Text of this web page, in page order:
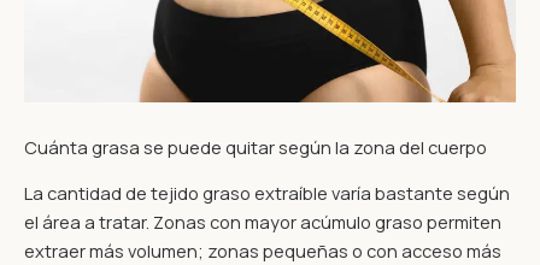
Cuánta grasa se puede quitar según la zona del cuerpo
La cantidad de tejido graso extraíble varía bastante según
el área a tratar. Zonas con mayor acúmulo graso permiten
extraer más volumen; zonas pequeñas o con acceso más